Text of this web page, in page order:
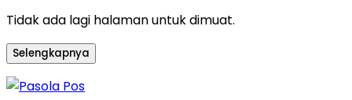
Tidak ada lagi halaman untuk dimuat.
Selengkapnya